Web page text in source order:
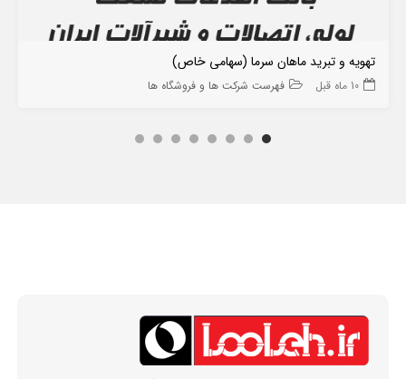
تهویه و تبرید ماهان سرما (سهامی خاص)
10 ماه قبل فهرست شرکت ها و فروشگاه ها